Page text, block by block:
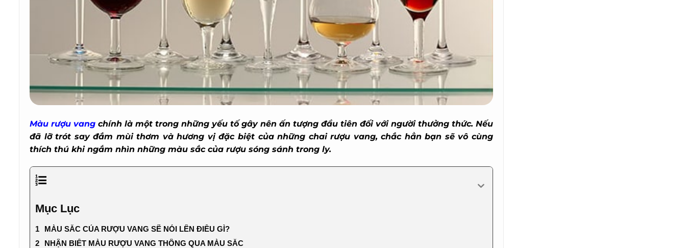
Màu rượu vangchính là một trong những yếu tố gây nên ấn tượng đầu tiên đối với người thưởng thức. Nếu
đã lỡ trót say đắm mùi thơm và hương vị đặc biệt của những chai rượu vang, chắc hẳn bạn sẽ vô cùng
thích thú khi ngắm nhìn những màu sắc của rượu sóng sánh trong ly.
Mục Lục
MÀU SẮC CỦA RƯỢU VANG SẼ NÓI LÊN ĐIỀU GÌ?
NHẬN BIẾT MÀU RƯỢU VANG THÔNG QUA MÀU SẮC